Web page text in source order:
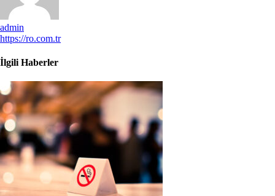
admin
https://ro.com.tr
İlgili Haberler